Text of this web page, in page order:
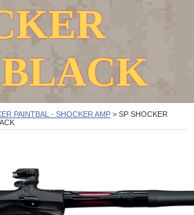
PAINTBAL - SHOCKER AMP > SP SHOCKER